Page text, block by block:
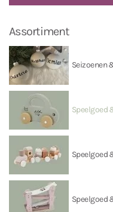
Assortiment
Seizoenen
Speelgoed
Speelgoed
Speelgoed